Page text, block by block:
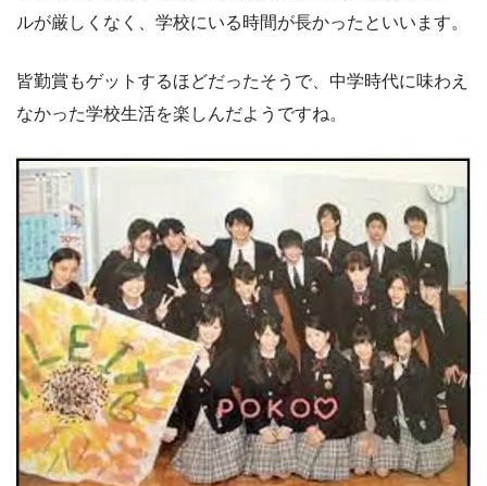
ルが厳しくなく、学校にいる時間が長かったといいます。
皆勤賞もゲットするほどだったそうで、中学時代に味わえ
なかった学校生活を楽しんだようですね。